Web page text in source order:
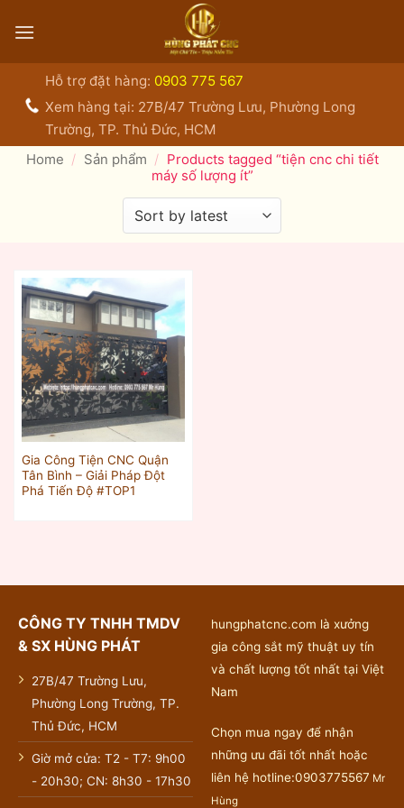
qua
Hỗ trợ đặt hàng: 0903 775 567
Xem hàng tại: 27B/47 Trường Lưu, Phường Long
Trường, TP. Thủ Đức, HCM
Home / Sản phẩm / Products tagged “tiện cnc chi tiết
máy số lượng ít”
Gia Công Tiện CNC Quận
Tân Bình – Giải Pháp Đột
Phá Tiến Độ #TOP1
CÔNG TY TNHH TMDV
& SX HÙNG PHÁT
27B/47 Trường Lưu,
Phường Long Trường, TP.
Thủ Đức, HCM
Giờ mở cửa: T2 - T7: 9h00
- 20h30; CN: 8h30 - 17h30
hungphatcnc.com là xưởng
gia công sắt mỹ thuật uy tín
và chất lượng tốt nhất tại Việt
Nam
Chọn mua ngay để nhận
những ưu đãi tốt nhất hoặc
liên hệ hotline:0903775567 Mr
Hùng